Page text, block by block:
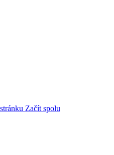
Začít spolu